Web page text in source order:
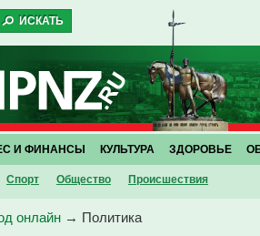
Спорт Общество Проиcшествия
И ФИНАНСЫ КУЛЬТУРА ЗДОРОВЬЕ
онлайн → Политика